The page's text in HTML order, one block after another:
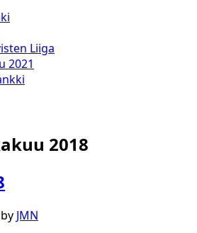
Liiga
2021
2018
by JMN